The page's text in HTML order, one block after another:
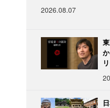
2026.08.07